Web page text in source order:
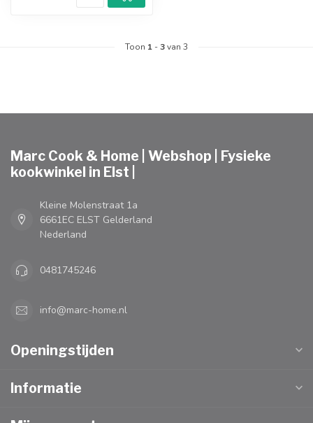
Toon 1 -3van 3
Marc Cook & Home | Webshop | Fysieke
kookwinkel in Elst |
Kleine Molenstraat 1a
6661EC ELST Gelderland
Nederland
0481745246
info@marc-home.nl
Openingstijden
Informatie